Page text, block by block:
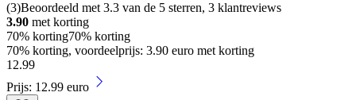
(3)Beoordeeld met 3.3 van de 5 sterren, 3 klantreviews
3.90 met korting
70% korting70% korting
70% korting, voordeelprijs: 3.90 euro met korting
12.99
Prijs: 12.99 euro